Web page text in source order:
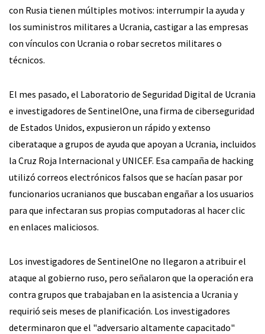
con Rusia tienen múltiples motivos: interrumpir la ayuda y
los suministros militares a Ucrania, castigar a las empresas
con vínculos con Ucrania o robar secretos militares o
técnicos.
El mes pasado, el Laboratorio de Seguridad Digital de Ucrania
e investigadores de SentinelOne, una firma de ciberseguridad
de Estados Unidos, expusieron un rápido y extenso
ciberataque a grupos de ayuda que apoyan a Ucrania, incluidos
la Cruz Roja Internacional y UNICEF. Esa campaña de hacking
utilizó correos electrónicos falsos que se hacían pasar por
funcionarios ucranianos que buscaban engañar a los usuarios
para que infectaran sus propias computadoras al hacer clic
en enlaces maliciosos.
Los investigadores de SentinelOne no llegaron a atribuir el
ataque al gobierno ruso, pero señalaron que la operación era
contra grupos que trabajaban en la asistencia a Ucrania y
requirió seis meses de planificación. Los investigadores
determinaron que el "adversario altamente capacitado"